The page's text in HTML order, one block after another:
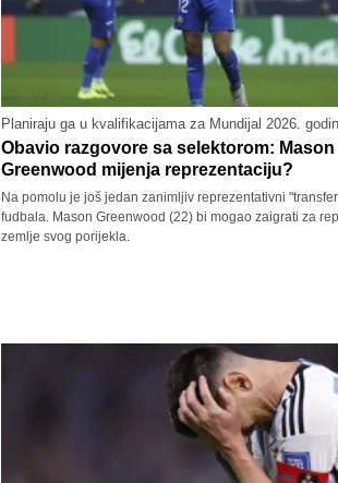
Planiraju ga u kvalifikacijama za Mundijal 2026.
Obavio razgovore sa selektorom: Mason
Greenwood mijenja reprezentaciju?
Na pomolu je još jedan zanimljiv reprezentativni
fudbala. Mason Greenwood (22) bi mogao zaigrati za
zemlje svog porijekla.